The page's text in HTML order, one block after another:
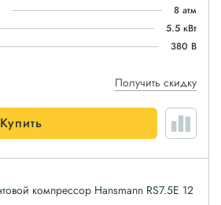
8 атм
5.5 кВт
380 В
Получить скидку
Купить
компрессор Hansmann RS7.5E 12